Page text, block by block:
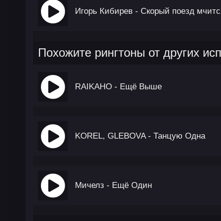
Игорь Кибирев - Скорый поезд
Похожите рингтоны от других
RAIKAHO - Ещё Выше
KOREL, GLEBOVA - Танцую Одна
Мичелз - Ещё Один